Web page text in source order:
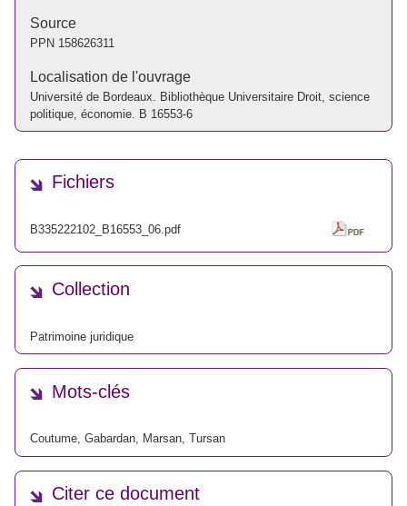
Source
PPN 158626311
Localisation de l'ouvrage
Université de Bordeaux. Bibliothèque Universitaire Droit, science
politique, économie. B 16553-6
Fichiers
B335222102_B16553_06.pdf
Collection
Patrimoine juridique
Mots-clés
Coutume, Gabardan, Marsan, Tursan
Citer ce document